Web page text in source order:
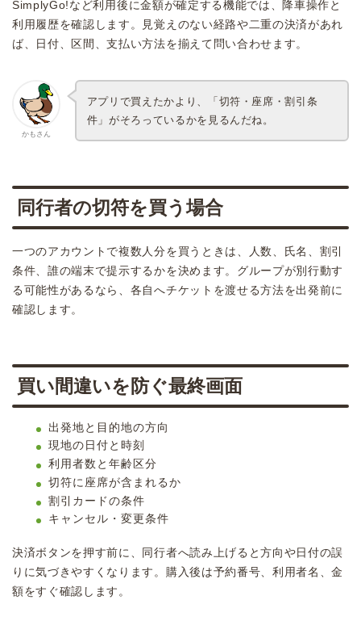
SimplyGo!など利用後に金額が確定する機能では、降車操作と
利用履歴を確認します。見覚えのない経路や二重の決済があれ
ば、日付、区間、支払い方法を揃えて問い合わせます。
かもさん
アプリで買えたかより、「切符・座席・割引条
件」がそろっているかを見るんだね。
同行者の切符を買う場合
一つのアカウントで複数人分を買うときは、人数、氏名、割引
条件、誰の端末で提示するかを決めます。グループが別行動す
る可能性があるなら、各自へチケットを渡せる方法を出発前に
確認します。
買い間違いを防ぐ最終画面
出発地と目的地の方向
現地の日付と時刻
利用者数と年齢区分
切符に座席が含まれるか
割引カードの条件
キャンセル・変更条件
決済ボタンを押す前に、同行者へ読み上げると方向や日付の誤
りに気づきやすくなります。購入後は予約番号、利用者名、金
額をすぐ確認します。